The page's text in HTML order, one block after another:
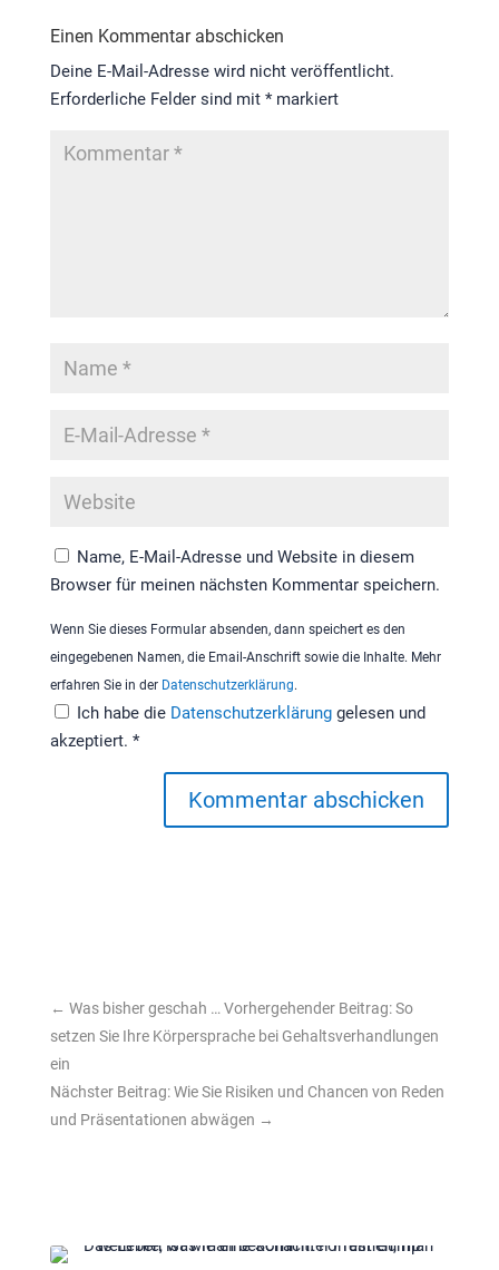
Einen Kommentar abschicken
Deine E-Mail-Adresse wird nicht veröffentlicht.
Erforderliche Felder sind mit *markiert
Name, E-Mail-Adresse und Website in diesem
Browser für meinen nächsten Kommentar speichern.
Wenn Sie dieses Formular absenden, dann speichert es den
eingegebenen Namen, die Email-Anschrift sowie die Inhalte. Mehr
erfahren Sie in der Datenschutzerklärung.
Ich habe die Datenschutzerklärung gelesen und
akzeptiert. *
Kommentar abschicken
← Was bisher geschah … Vorhergehender Beitrag: So
setzen Sie Ihre Körpersprache bei Gehaltsverhandlungen
ein
Nächster Beitrag: Wie Sie Risiken und Chancen von Reden
und Präsentationen abwägen →